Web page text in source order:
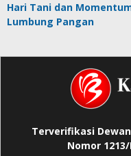
Hari Tani dan
Lumbung Pangan
Terverifikasi
Nomor